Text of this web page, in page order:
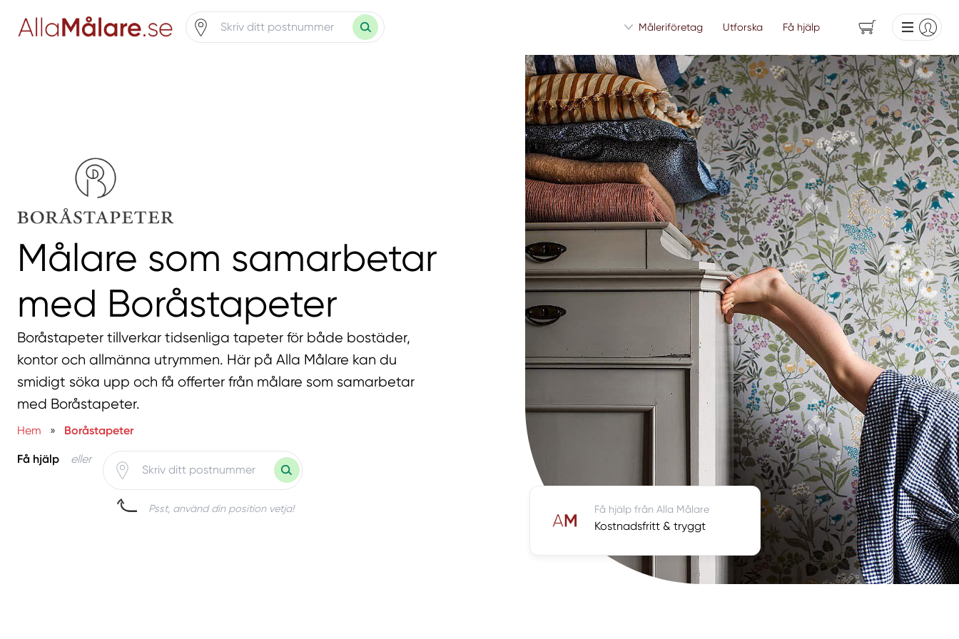
Måleriföretag Utforska Få hjälp
Målare som samarbetar
med Boråstapeter
Boråstapeter tillverkar tidsenliga tapeter för både bostäder,
kontor och allmänna utrymmen. Här på Alla Målare kan du
smidigt söka upp och få offerter från målare som samarbetar
med Boråstapeter.
Hem » Boråstapeter
Få hjälp eller
Psst, använd din position vetja! Få hjälp från Alla Målare
Kostnadsfritt & tryggt